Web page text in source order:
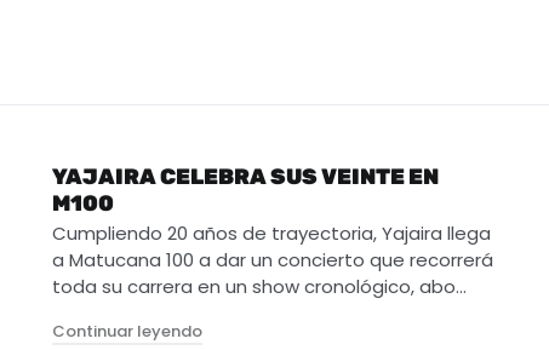
YAJAIRA CELEBRA SUS VEINTE EN
M100
Cumpliendo 20 años de trayectoria, Yajaira llega
a Matucana 100 a dar un concierto que recorrerá
toda su carrera en un show cronológico, abo…
Continuar leyendo"Yajaira celebra sus veinte en M100"